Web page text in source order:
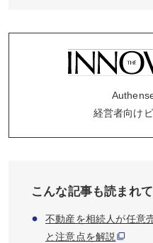
経営者向け
こんな記事も読まれ
不動産を相続人が任意
と注意点を解説